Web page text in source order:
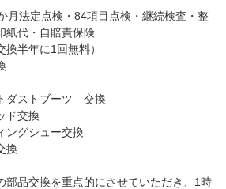
月法定点検・84項目点検・継続検査・整
紙代・自賠責保険
換半年に1回無料）
ダストブーツ 交換
ド交換
ングシュー交換
換
部品交換を重点的にさせていただき、1時